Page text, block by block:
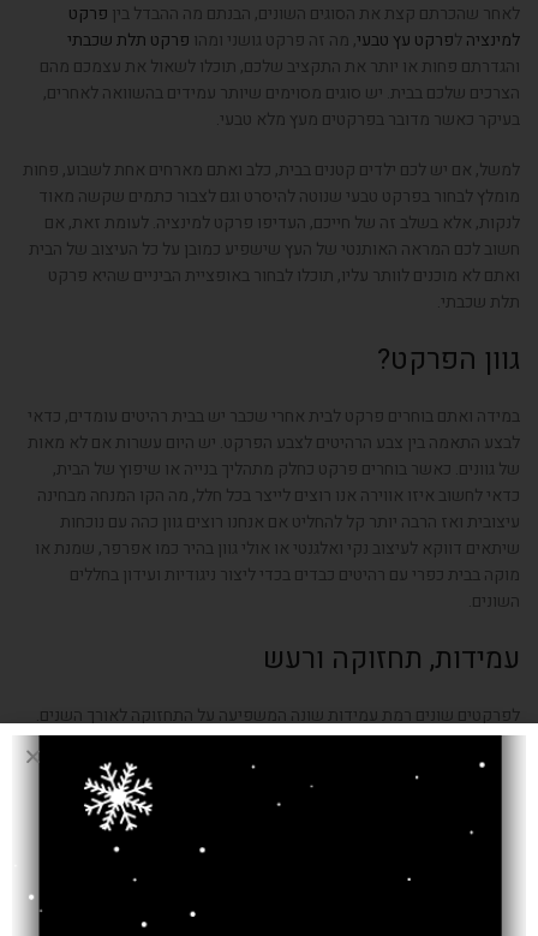
לאחר שהכרתם קצת את הסוגים השונים, הבנתם מה ההבדל בין פרקט
למינציהלפרקט עץ טבעי, מה זה פרקט גושני ומהו פרקט תלת שכבתי
והגדרתם פחות או יותר את התקציב שלכם, תוכלו לשאול את עצמכם מהם
הצרכים שלכם בבית. יש סוגים מסוימים שיותר עמידים בהשוואה לאחרים,
בעיקר כאשר מדובר בפרקטים מעץ מלא טבעי.
למשל, אם יש לכם ילדים קטנים בבית, כלב ואתם מארחים אחת לשבוע, פחות
מומלץ לבחור בפרקט טבעי שנוטה להיסרט וגם לצבור כתמים שקשה מאוד
לנקות, אלא בשלב זה של חייכם, העדיפו פרקט למינציה. לעומת זאת, אם
חשוב לכם המראה האותנטי של העץ שישפיע כמובן על כל העיצוב של הבית
ואתם לא מוכנים לוותר עליו, תוכלו לבחור באופציית הביניים שהיא פרקט
תלת שכבתי.
גוון הפרקט?
במידה ואתם בוחרים פרקט לבית אחרי שכבר יש בבית רהיטים עומדים, כדאי
לבצע התאמה בין צבע הרהיטים לצבע הפרקט. יש היום עשרות אם לא מאות
של גוונים. כאשר בוחרים פרקט כחלק מתהליך בנייה או שיפוץ של הבית,
כדאי לחשוב איזו אווירה אנו רוצים לייצר בכל חלל, מה הקו המנחה מבחינה
עיצובית ואז הרבה יותר קל להחליט אם אנחנו רוצים גוון כהה עם נוכחות
שיתאים דווקא לעיצוב נקי ואלגנטי או אולי גוון בהיר כמו אפרפר, שמנת או
מוקה בבית כפרי עם רהיטים כבדים בכדי ליצור ניגודיות ועידון בחללים
השונים.
עמידות, תחזוקה ורעש
לפרקטים שונים רמת עמידות שונה המשפיעה על התחזוקה לאורך השנים.
ליטוש, חידוש הלקה או השמן, אלו הם חלק מתהליכי התחזוקה שיש לבצע
בעיקר
בפרקט מעץ טבעי
. בנוסף, כדאי להתייחס לבידוד ובחללים כמו חדר
השינה למשל או חדר הילדים, לבחור בפרקטים עם בידוד גבוה שעושים פחות
חברת סהרה שטיחים ופרקטים
משווקת לקהל לקוחותיה מגוון של פרקטים
מסוגים שונים כמו פרקטים מסוג למינציה ופרקט תלת שכבתי מעץ טבעי. ניתן
לעיין באתר שלנו ולהשאיר את הפרטים, תוך זמן קצר נציג שלנו יחזור אליכם